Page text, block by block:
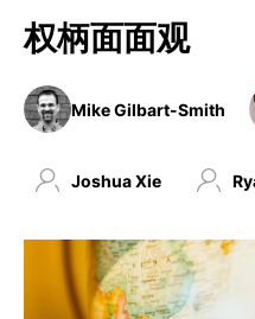
教会带领
团契生活与祷告
隐私
乌兹别克语
达里语
法语
罗马
权柄面面观
Mike Gilbart-Smith
Joshua Xie